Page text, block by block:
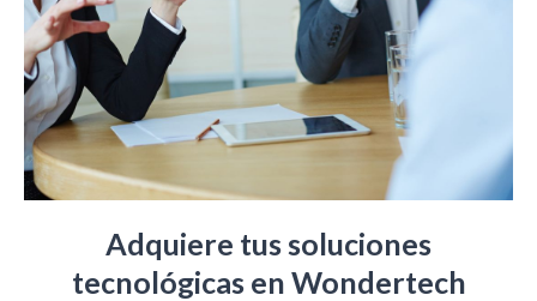
Adquiere tus soluciones
tecnológicas en Wondertech